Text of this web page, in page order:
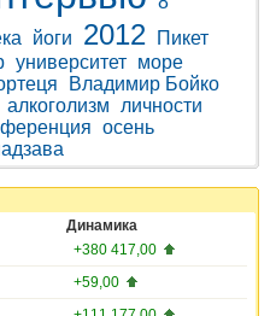
йоги 2012
Пикет
университет море
Владимир Бойко
алкоголизм
личности
осень
Динамика
+380 417,00
+59,00